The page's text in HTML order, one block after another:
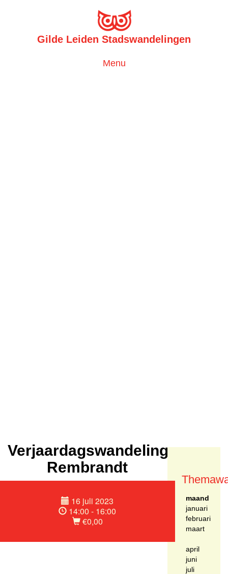
Gilde Leiden Stadswandelingen
Toggle
Menu
Verjaardagswandeling
Rembrandt
16 juli 2023
14:00 - 16:00
€0,00
maand
januari
februari
maart
april
juni
juli